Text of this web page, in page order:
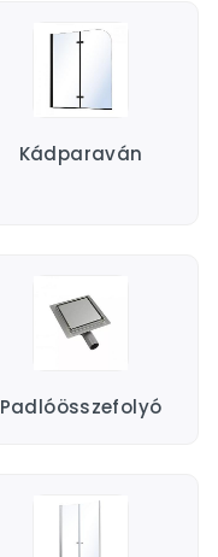
Kádparaván
Padlóösszefolyó